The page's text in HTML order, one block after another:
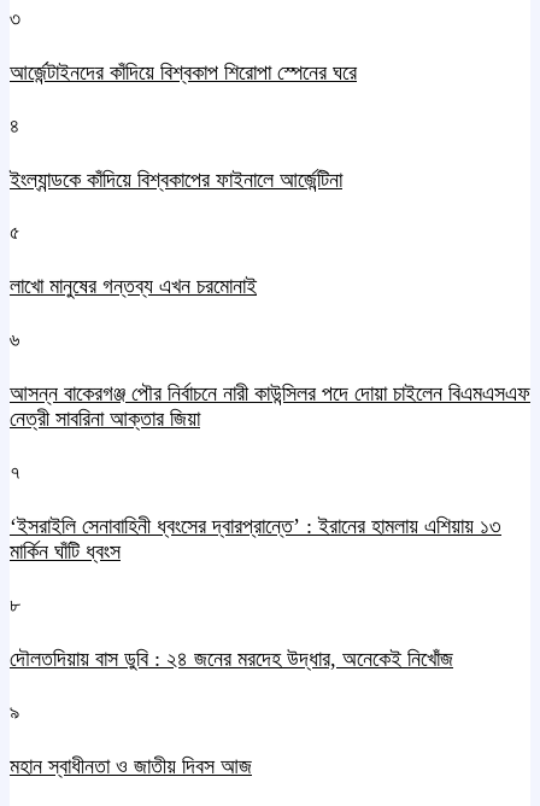
৩
আর্জেন্টাইনদের কাঁদিয়ে বিশ্বকাপ শিরোপা স্পেনের ঘরে
৪
ইংল্যান্ডকে কাঁদিয়ে বিশ্বকাপের ফাইনালে আর্জেন্টিনা
৫
লাখো মানুষের গন্তব্য এখন চরমোনাই
৬
আসন্ন বাকেরগঞ্জ পৌর নির্বাচনে নারী কাউন্সিলর পদে দোয়া চাইলেন বিএমএসএফ
নেত্রী সাবরিনা আক্তার জিয়া
৭
‘ইসরাইলি সেনাবাহিনী ধ্বংসের দ্বারপ্রান্তে’ : ইরানের হামলায় এশিয়ায় ১৩
মার্কিন ঘাঁটি ধ্বংস
৮
দৌলতদিয়ায় বাস ডুবি : ২৪ জনের মরদেহ উদ্ধার, অনেকেই নিখোঁজ
৯
মহান স্বাধীনতা ও জাতীয় দিবস আজ